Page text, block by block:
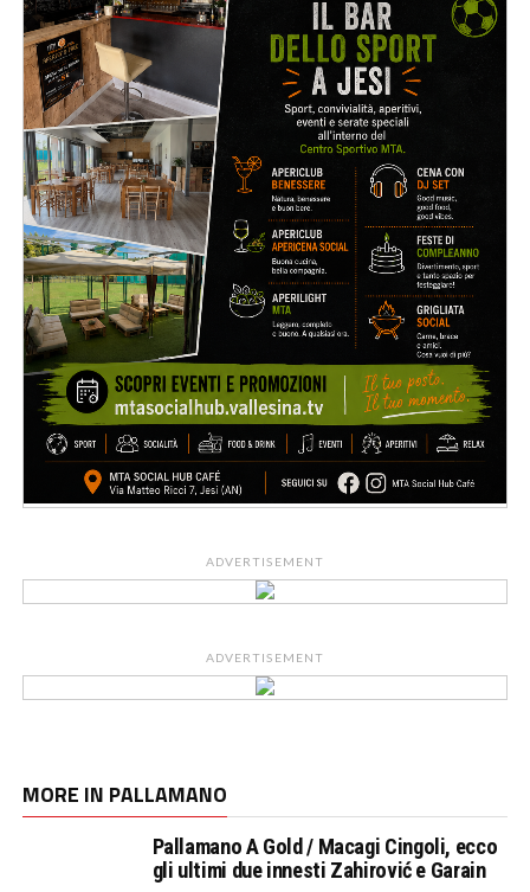
ADVERTISEMENT
ADVERTISEMENT
MORE IN PALLAMANO
Pallamano A Gold / Macagi Cingoli, ecco
gli ultimi due innesti Zahirović e Garain